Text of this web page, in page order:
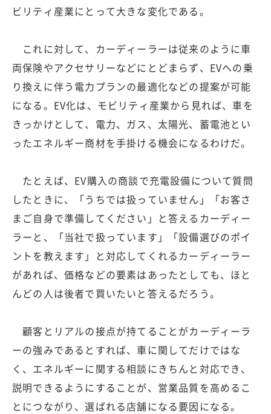
ビリティ産業にとって大きな変化である。
これに対して、カーディーラーは従来のように車
両保険やアクセサリーなどにとどまらず、EVへの乗
り換えに伴う電力プランの最適化などの提案が可能
になる。EV化は、モビリティ産業から見れば、車を
きっかけとして、電力、ガス、太陽光、蓄電池とい
ったエネルギー商材を手掛ける機会になるわけだ。
たとえば、EV購入の商談で充電設備について質問
したときに、「うちでは扱っていません」「お客さ
まご自身で準備してください」と答えるカーディー
ラーと、「当社で扱っています」「設備選びのポイ
ントを教えます」と対応してくれるカーディーラー
があれば、価格などの要素はあったとしても、ほと
んどの人は後者で買いたいと答えるだろう。
顧客とリアルの接点が持てることがカーディーラ
ーの強みであるとすれば、車に関してだけではな
く、エネルギーに関する相談にきちんと対応でき、
説明できるようにすることが、営業品質を高めるこ
とにつながり、選ばれる店舗になる要因になる。